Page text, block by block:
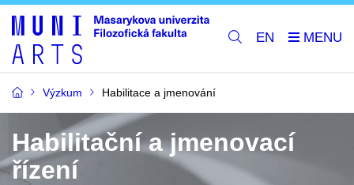
EN
Výzkum Habilitace a jmenování
Habilitační a jmenovací
řízení